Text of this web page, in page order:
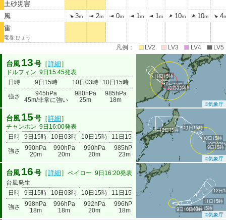
土砂災害
風
3m 2m 0m 1m 1m 10m 10m 4
雷
竜巻,ひょう
凡例： LV2 LV3 LV4 LV5
台風 13 号 ［詳細 ］
ドルフィン 9日15:45発表
日時
9日15時 10日03時 10日15時
11日15時
強さ
945hPa
45m/非常に強い
980hPa
25m
985hPa
18m
990hPa
9日15時
10日03時
10日15時
11日15時
©気象庁
台風 15 号 ［詳細 ］
チャンホン 9日16:00発表
日時 9日15時 10日03時 10日15時 11日15時
12日15時
強さ
990hPa
20m
990hPa
20m
990hPa
20m
985hPa
23m
998hPa
9日15時
10日03時
10日15時
11日15時
12日15時
©気象庁
台風 16 号 ［詳細 ］ ペイロー 9日16:20発表
台風発生
日時 9日15時 10日03時 10日15時 11日15時
12日15時
強さ
998hPa
18m
996hPa
18m
992hPa
20m
996hPa
18m
1004hPa 9日15時10日03時10日15時
11日15時
12日
©気象庁